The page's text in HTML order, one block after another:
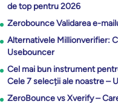
de top pentru 2026
Zerobounce Validarea e-
Alternativele Millionverifier:
Usebouncer
Cel mai bun instrument
Cele 7 selecții ale noastre –
ZeroBounce vs Xverify –